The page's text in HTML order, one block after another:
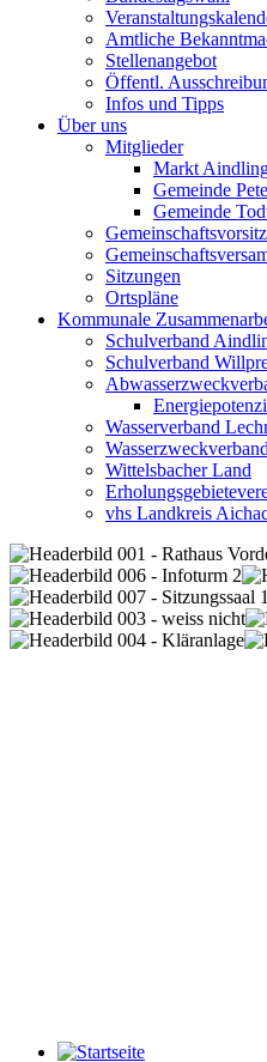
Amtliche
Stellenangebot
Öffentl.
Infos und Tipps
Über uns
Mitglieder
Markt
Gemeinde
Gemeinde
Sitzungen
Ortspläne
Kommunale
Schulverband
Schulverband
Wasserverband
Wittelsbacher Land
vhs Landkreis